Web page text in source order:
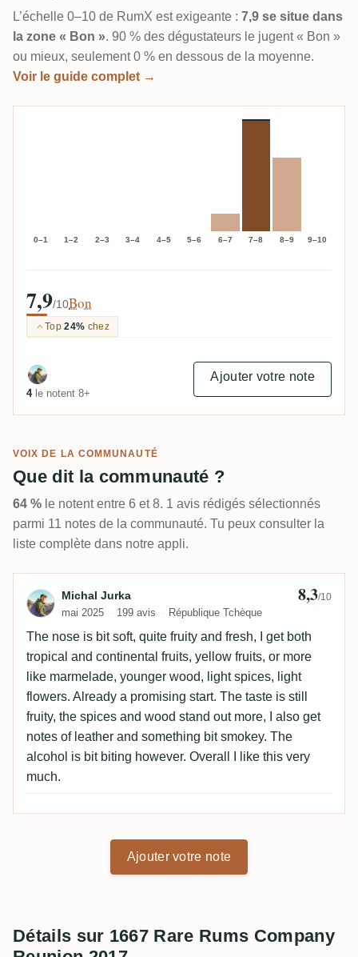
L’échelle 0–10 de RumX est exigeante : 7,9 se situe dans
la zone « Bon ». 90 % des dégustateurs le jugent « Bon »
ou mieux, seulement 0 % en dessous de la moyenne.
Voir le guide complet →
0–1 1–2 2–3 3–4 4–5 5–6 6–7 7–8 8–9 9–10
7,9/10Bon
Top24% chez
4le notent 8+
Ajouter votre note
VOIX DE LA COMMUNAUTÉ
Que dit la communauté ?
64 % le notent entre 6 et 8. 1 avis rédigés sélectionnés
parmi 11 notes de la communauté. Tu peux consulter la
liste complète dans notre appli.
Avis de Michal Jurka
Michal Jurka
mai 2025 199 avis République Tchèque
8,3/10
The nose is bit soft, quite fruity and fresh, I get both
tropical and continental fruits, yellow fruits, or more
like marmelade, younger wood, light spices, light
flowers. Already a promising start. The taste is still
fruity, the spices and wood stand out more, I also get
notes of leather and something bit smokey. The
alcohol is bit biting however. Overall I like this very
much.
Ajouter votre note
Détails sur 1667 Rare Rums Company